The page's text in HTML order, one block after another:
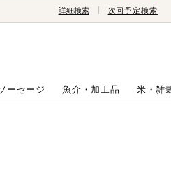
詳細検索 次回予定検索
ーセージ 魚介・加工品 米・雑